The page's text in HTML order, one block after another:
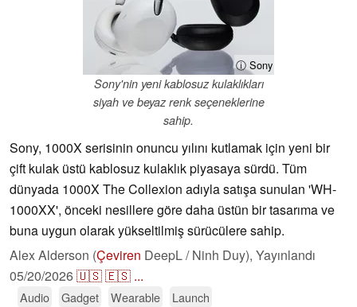
ⓘ Sony
Sony'nin yeni kablosuz kulaklıkları
siyah ve beyaz renk seçeneklerine
sahip.
Sony, 1000X serisinin onuncu yılını kutlamak için yeni bir
çift kulak üstü kablosuz kulaklık piyasaya sürdü. Tüm
dünyada 1000X The Collexion adıyla satışa sunulan 'WH-
1000XX', önceki nesillere göre daha üstün bir tasarıma ve
buna uygun olarak yükseltilmiş sürücülere sahip.
Alex Alderson (Çeviren DeepL / Ninh Duy), Yayınlandı
05/20/2026🇺🇸🇪🇸 ...
Audio Gadget Wearable Launch